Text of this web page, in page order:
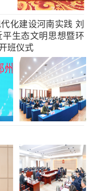
化建设河南实践 刘
生态文明思想暨环
班仪式